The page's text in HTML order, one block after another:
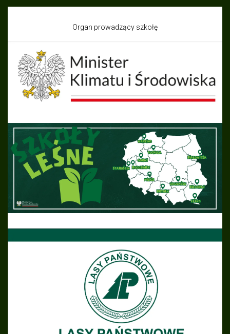
Organ prowadzący szkołę